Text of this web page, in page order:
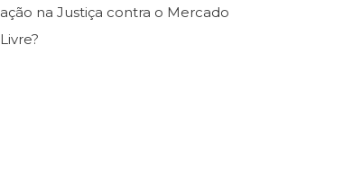
ação na Justiça contra o Mercado
Livre?